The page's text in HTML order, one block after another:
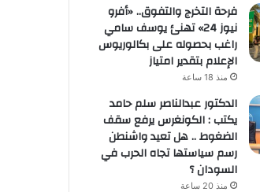
فرحة التخرج والتفوق.. «أفرو
نيوز 24» تهنئ يوسف سامي
راغب بحصوله على بكالوريوس
الإعلام بتقدير امتياز
منذ 18 ساعة
الدكتور عبدالناصر سلم حامد
يكتب : الكونغرس يرفع سقف
الضغوط .. هل تعيد واشنطن
رسم سياستها تجاه الحرب في
السودان ؟
منذ 20 ساعة